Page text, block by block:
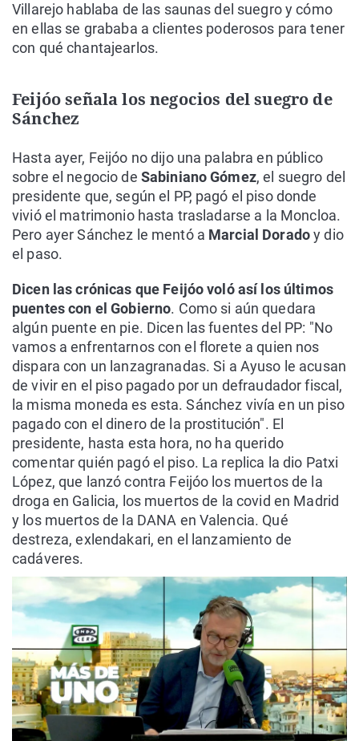
Villarejo hablaba de las saunas del suegro y cómo
en ellas se grababa a clientes poderosos para tener
con qué chantajearlos.
Feijóo señala los negocios del suegro de
Sánchez
Hasta ayer, Feijóo no dijo una palabra en público
sobre el negocio de Sabiniano Gómez, el suegro del
presidente que, según el PP, pagó el piso donde
vivió el matrimonio hasta trasladarse a la Moncloa.
Pero ayer Sánchez le mentó a Marcial Doradoy dio
el paso.
Dicen las crónicas que Feijóo voló así los últimos
puentes con el Gobierno. Como si aún quedara
algún puente en pie. Dicen las fuentes del PP: "No
vamos a enfrentarnos con el florete a quien nos
dispara con un lanzagranadas. Si a Ayuso le acusan
de vivir en el piso pagado por un defraudador fiscal,
la misma moneda es esta. Sánchez vivía en un piso
pagado con el dinero de la prostitución". El
presidente, hasta esta hora, no ha querido
comentar quién pagó el piso. La replica la dio Patxi
López, que lanzó contra Feijóo los muertos de la
droga en Galicia, los muertos de la covid en Madrid
y los muertos de la DANA en Valencia. Qué
destreza, exlendakari, en el lanzamiento de
cadáveres.